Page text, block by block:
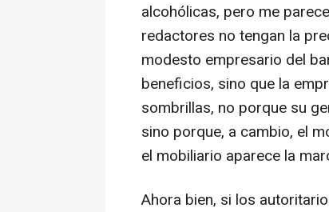
alcohólicas, pero me
redactores no tengan la
modesto empresario del
beneficios, sino que la
sombrillas, no porque su
sino porque, a cambio, el
el mobiliario aparece la
Ahora bien, si los